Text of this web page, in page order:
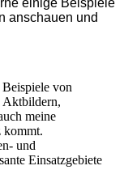
einige Beispiele
anschauen und
von
Aktbildern,
meine
kommt.
und
Einsatzgebiete